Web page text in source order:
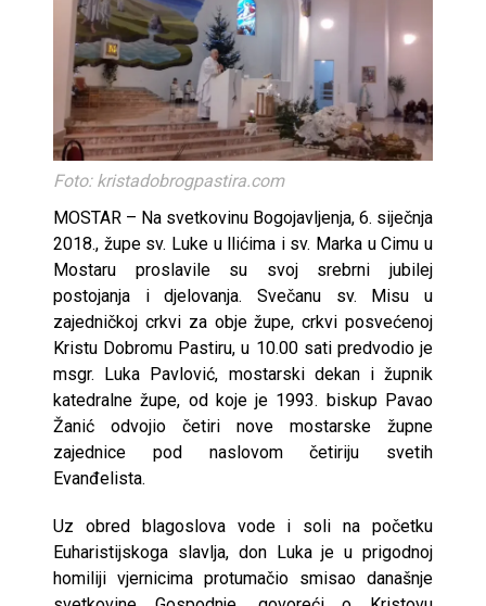
Foto: kristadobrogpastira.com
MOSTAR – Na svetkovinu Bogojavljenja, 6. siječnja
2018., župe sv. Luke u llićima i sv. Marka u Cimu u
Mostaru proslavile su svoj srebrni jubilej
postojanja i djelovanja. Svečanu sv. Misu u
zajedničkoj crkvi za obje župe, crkvi posvećenoj
Kristu Dobromu Pastiru, u 10.00 sati predvodio je
msgr. Luka Pavlović, mostarski dekan i župnik
katedralne župe, od koje je 1993. biskup Pavao
Žanić odvojio četiri nove mostarske župne
zajednice pod naslovom četiriju svetih
Evanđelista.
Uz obred blagoslova vode i soli na početku
Euharistijskoga slavlja, don Luka je u prigodnoj
homiliji vjernicima protumačio smisao današnje